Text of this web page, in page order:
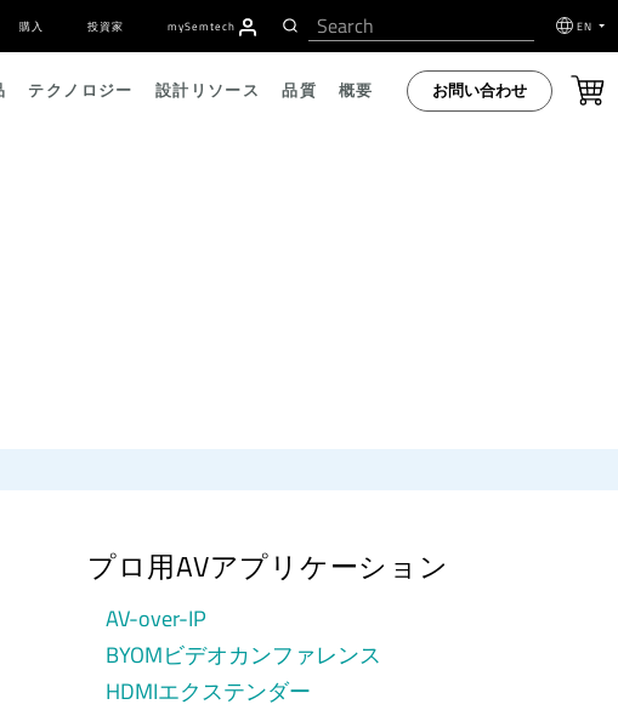
購入 投資家 mySemtech EN
テクノロジー 設計リソース 品質 概要 お問い合わせ
プロ用AVアプリケーション
AV-over-IP
BYOMビデオカンファレンス
HDMIエクステンダー